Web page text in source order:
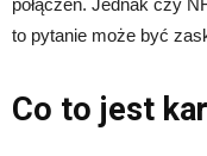
połączeń. Jednak czy
to pytanie może być
Co to jest